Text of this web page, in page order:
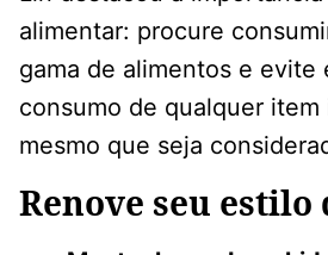
alimentar: procure
gama de alimentos e evite
consumo de qualquer item
mesmo que seja
Renove seu estilo